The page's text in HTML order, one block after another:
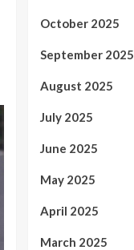
October 2025
September 2025
August 2025
July 2025
June 2025
May 2025
April 2025
March 2025